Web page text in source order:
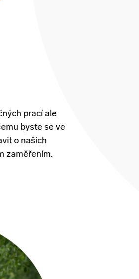
prací ale
byste se ve
o našich
zaměřením.